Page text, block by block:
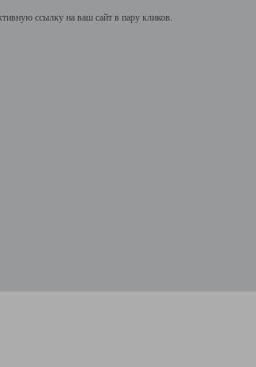
ссылку на ваш сайт в пару кликов.